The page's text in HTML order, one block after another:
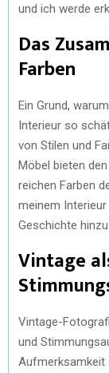
und ich werde
Das
Farben
Ein Grund,
Interieur so
von Stilen und
Möbel bieten
reichen Farben
meinem
Geschichte
Vintage
Vintage-
und
Aufmerksamkeit